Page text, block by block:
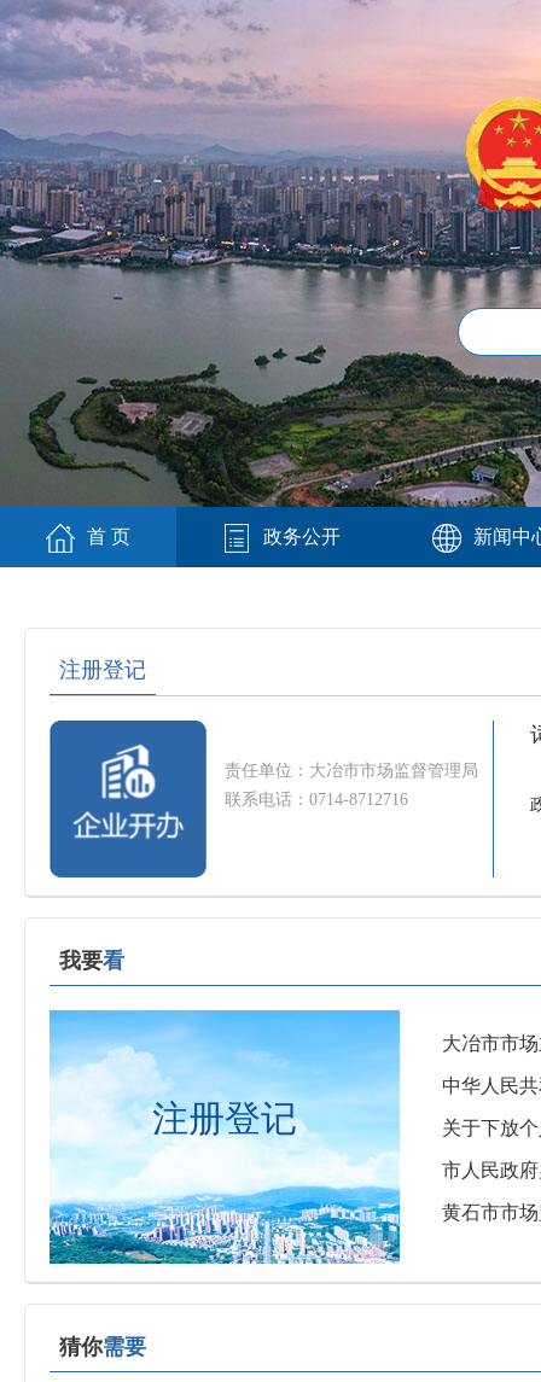
首 页 政务公开 新闻中
注册登记
责任单位：大冶市市场监督管理局
联系电话：0714-8712716
我要看
注册登记
大冶市市
中华人民
关于下放
市人民政
黄石市市
猜你需要